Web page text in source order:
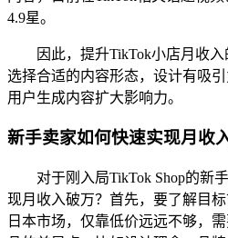
4.9星。
因此，提升TikTok小店月收
选择合适的内容形态，设计有吸
用户生成内容扩大影响力。
新手卖家如何快速实现月收
对于刚入局TikTok Shop的新
现月收入破万？首先，要了解目
日本市场，仅靠低价远远不够，